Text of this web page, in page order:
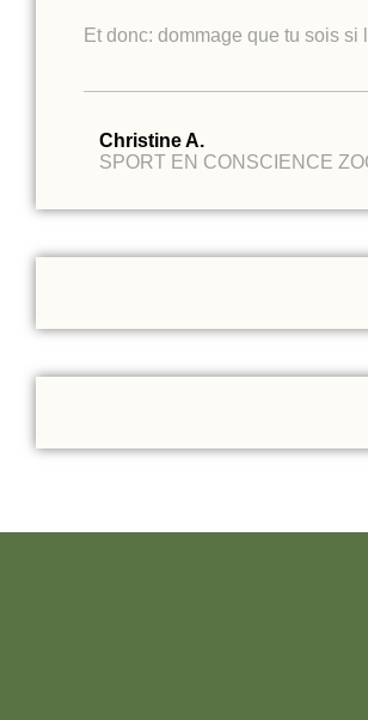
Et donc: dommage que tu sois si
Christine A.
SPORT EN CONSCIENCE